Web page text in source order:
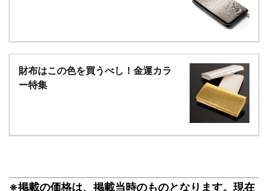
財布はこの色を買うべし！金運カラ
ー特集
※掲載の価格は、掲載当時のものとなります。現在